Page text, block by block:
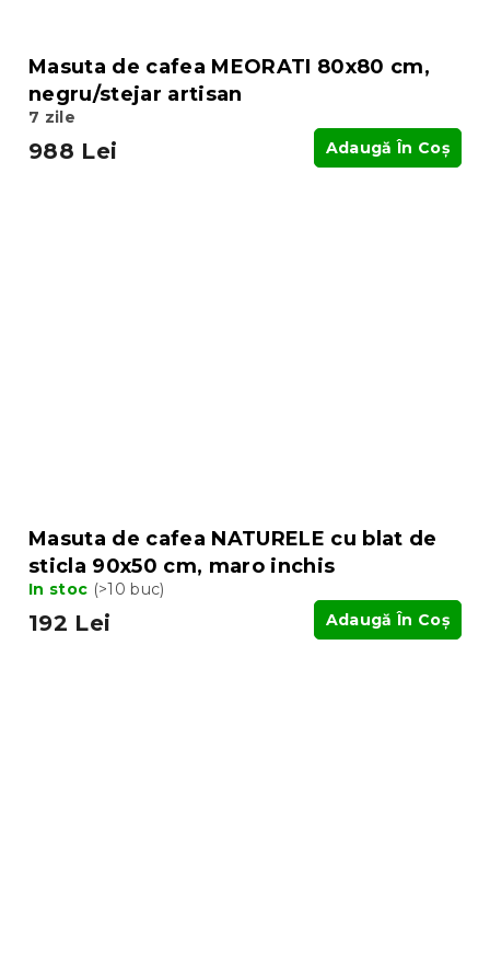
Masuta de cafea MEORATI 80x80 cm,
negru/stejar artisan
7 zile
988 Lei Adaugă În Coş
Masuta de cafea NATURELE cu blat de
sticla 90x50 cm, maro inchis
In stoc (>10 buc)
192 Lei Adaugă În Coş